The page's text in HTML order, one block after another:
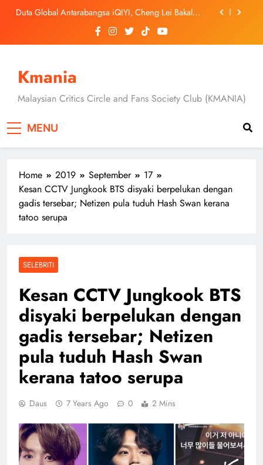
September Ini
‘Dibunuh atau Membunuh’: Filem ‘Tiket Sehala’
3 Sebab Untuk Mula Menonton “My Bias, My Boss”,
Kini Distrim di HBO Max Malaysia
SEUNGKWAN dan DINO SEVENTEEN
Duta Global Antarabangsa iQIYI, Cheng Lei Bakal
Buat Penampilan Istimewa di Kuala Lumpur
September Ini
Satukan Empat Negara Asia
3 Sebab Untuk Mula Menonton “My Bias, My Boss”,
Kini Distrim di HBO Max Malaysia
Kmania
Malaysian Critics Circle and Fans Society Club (KMANIA)
MENU
Home 2019 September
17
Kesan CCTV Jungkook BTS disyaki berpelukan dengan
gadis tersebar; Netizen pula tuduh Hash Swan kerana
tatoo serupa
SELEBRITI
Kesan CCTV Jungkook BTS
disyaki berpelukan dengan
gadis tersebar; Netizen
pula tuduh Hash Swan
kerana tatoo serupa
Daus 7 Years Ago 0 2 Mins